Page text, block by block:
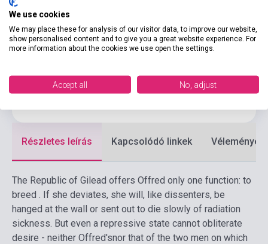
Kötés
Kiadó RANDOM HOUSE
Formátum Könyv
Részletes leírás Kapcsolódó linkek Vélemények
The Republic of Gilead offers Offred only one function: to
breed . If she deviates, she will, like dissenters, be
hanged at the wall or sent out to die slowly of radiation
sickness. But even a repressive state cannot obliterate
desire - neither Offred'snor that of the two men on which
We use cookies
We may place these for analysis of our visitor data, to improve our website,
show personalised content and to give you a great website experience. For
more information about the cookies we use open the settings.
Accept all No, adjust